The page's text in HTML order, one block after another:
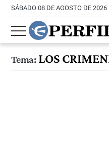
SÁBADO 08 DE AGOSTO DE 2026
Tema:LOS